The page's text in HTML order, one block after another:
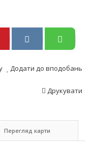
Додати до вподобань
Друкувати
Перегляд карти